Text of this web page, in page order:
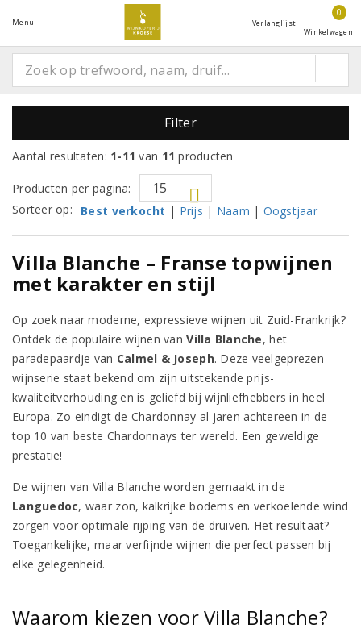
Menu Verlanglijst
0
Winkelwagen
Filter
Aantal resultaten: 1-11 van 11 producten
Producten per pagina:
Sorteer op:
Best verkocht | Prijs | Naam | Oogstjaar
Villa Blanche – Franse topwijnen
met karakter en stijl
Op zoek naar moderne, expressieve wijnen uit Zuid-Frankrijk?
Ontdek de populaire wijnen vanVilla Blanche, het
paradepaardje van Calmel & Joseph. Deze veelgeprezen
wijnserie staat bekend om zijn uitstekende prijs-
kwaliteitverhouding en is geliefd bij wijnliefhebbers in heel
Europa. Zo eindigt de Chardonnay al jaren achtereen in de
top 10 van beste Chardonnays ter wereld. Een geweldige
prestatie!
De wijnen van Villa Blanche worden gemaakt in de
Languedoc, waar zon, kalkrijke bodems en verkoelende wind
zorgen voor optimale rijping van de druiven. Het resultaat?
Toegankelijke, maar verfijnde wijnen die perfect passen bij
elke gelegenheid.
Waarom kiezen voor Villa Blanche?